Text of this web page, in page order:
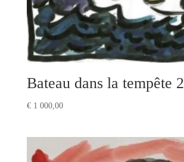
Bateau dans la tempête 2
€1 000,00